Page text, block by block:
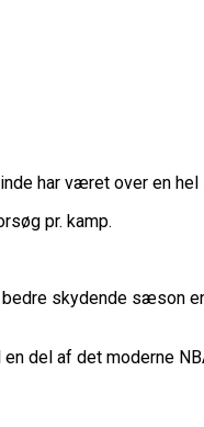
Mål Er At Vinde
har været over en
pr. kamp.
skydende sæson
del af det moderne